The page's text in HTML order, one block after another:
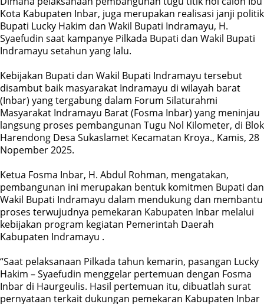
Kota Kabupaten Inbar, juga merupakan realisasi janji politik
Bupati Lucky Hakim dan Wakil Bupati Indramayu, H.
Syaefudin saat kampanye Pilkada Bupati dan Wakil Bupati
Indramayu setahun yang lalu.
Kebijakan Bupati dan Wakil Bupati Indramayu tersebut
disambut baik masyarakat Indramayu di wilayah barat
(Inbar) yang tergabung dalam Forum Silaturahmi
Masyarakat Indramayu Barat (Fosma Inbar) yang meninjau
langsung proses pembangunan Tugu Nol Kilometer, di Blok
Harendong Desa Sukaslamet Kecamatan Kroya., Kamis, 28
Nopember 2025.
Ketua Fosma Inbar, H. Abdul Rohman, mengatakan,
pembangunan ini merupakan bentuk komitmen Bupati dan
Wakil Bupati Indramayu dalam mendukung dan membantu
proses terwujudnya pemekaran Kabupaten Inbar melalui
kebijakan program kegiatan Pemerintah Daerah
Kabupaten Indramayu .
“Saat pelaksanaan Pilkada tahun kemarin, pasangan Lucky
Hakim – Syaefudin menggelar pertemuan dengan Fosma
Inbar di Haurgeulis. Hasil pertemuan itu, dibuatlah surat
pernyataan terkait dukungan pemekaran Kabupaten Inbar